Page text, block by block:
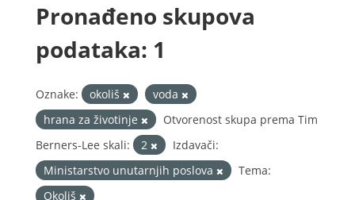
Pronađeno skupova
podataka: 1
Oznake: okoliš
voda
hrana za životinje
Otvorenost skupa prema Tim
Berners-Lee skali:
2
Izdavači:
Ministarstvo unutarnjih poslova
Tema:
Okoliš